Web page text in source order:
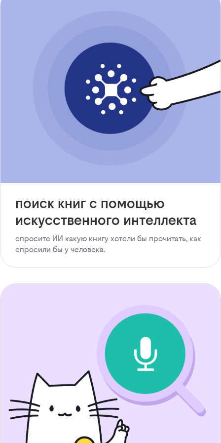
поиск книг с помощью
искусственного интеллекта
спросите ИИ какую книгу хотели бы прочитать, как
спросили бы у человека.